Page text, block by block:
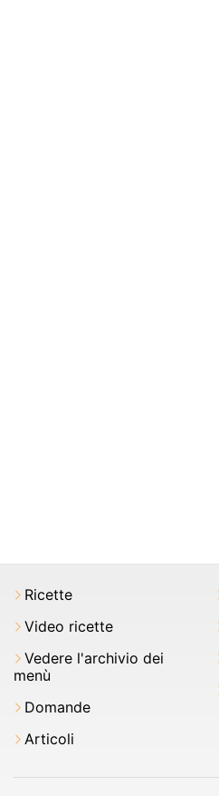
Ricette
Video ricette
Vedere l'archivio dei
menù
Domande
Articoli